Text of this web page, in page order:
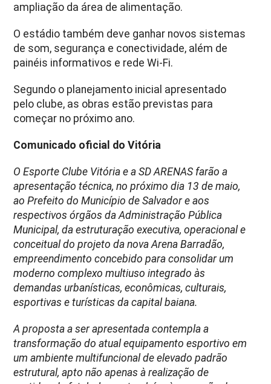
ampliação da área de alimentação.
O estádio também deve ganhar novos sistemas
de som, segurança e conectividade, além de
painéis informativos e rede Wi-Fi.
Segundo o planejamento inicial apresentado
pelo clube, as obras estão previstas para
começar no próximo ano.
Comunicado oficial do Vitória
O Esporte Clube Vitória e a SD ARENAS farão a
apresentação técnica, no próximo dia 13 de maio,
ao Prefeito do Município de Salvador e aos
respectivos órgãos da Administração Pública
Municipal, da estruturação executiva, operacional e
conceitual do projeto da nova Arena Barradão,
empreendimento concebido para consolidar um
moderno complexo multiuso integrado às
demandas urbanísticas, econômicas, culturais,
esportivas e turísticas da capital baiana.
A proposta a ser apresentada contempla a
transformação do atual equipamento esportivo em
um ambiente multifuncional de elevado padrão
estrutural, apto não apenas à realização de